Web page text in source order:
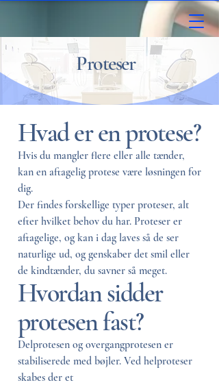
Proteser
Hvad er en protese?
Hvis du mangler flere eller alle tænder,
kan en aftagelig protese være løsningen for
dig.
Der findes forskellige typer proteser, alt
efter hvilket behov du har. Proteser er
aftagelige, og kan i dag laves så de ser
naturlige ud, og genskaber det smil eller
de kindtænder, du savner så meget.
Hvordan sidder
protesen fast?
Delprotesen og overgangprotesen er
stabiliserede med bøjler. Ved helproteser
skabes der et